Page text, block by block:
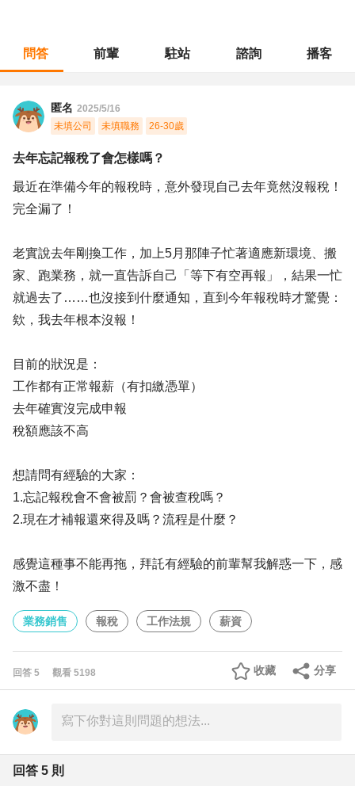
問答 前輩 駐站 諮詢 播客
匿名 2025/5/16
未填公司
未填職務 26-30歲
去年忘記報稅了會怎樣嗎？
最近在準備今年的報稅時，意外發現自己去年竟然沒報稅！
完全漏了！
老實說去年剛換工作，加上5月那陣子忙著適應新環境、搬
家、跑業務，就一直告訴自己「等下有空再報」，結果一忙
就過去了……也沒接到什麼通知，直到今年報稅時才驚覺：
欸，我去年根本沒報！
目前的狀況是：
工作都有正常報薪（有扣繳憑單）
去年確實沒完成申報
稅額應該不高
想請問有經驗的大家：
1.忘記報稅會不會被罰？會被查稅嗎？
2.現在才補報還來得及嗎？流程是什麼？
感覺這種事不能再拖，拜託有經驗的前輩幫我解惑一下，感
激不盡！
業務銷售 報稅 工作法規 薪資
回答 5 觀看 5198 分享
收藏
回答 5 則